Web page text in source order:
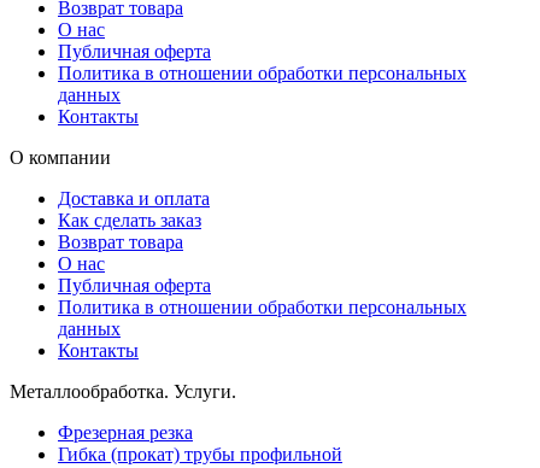
Возврат товара
О нас
Публичная оферта
Политика в отношении обработки персональных
данных
Контакты
О компании
Доставка и оплата
Как сделать заказ
Возврат товара
О нас
Публичная оферта
Политика в отношении обработки персональных
данных
Контакты
Металлообработка. Услуги.
Фрезерная резка
Гибка (прокат) трубы профильной